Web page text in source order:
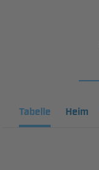
Tabelle Heim